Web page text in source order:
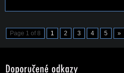
Page 1 of 8 1 2 3 4 5 »